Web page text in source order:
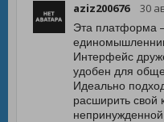
aziz200676 30
Эта платформа
Интерфейс
удобен для
Идеально
расширить свой